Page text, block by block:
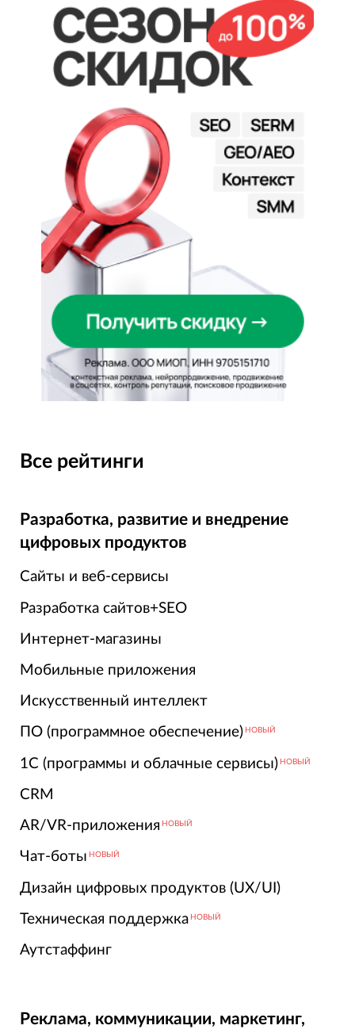
Все рейтинги
Разработка, развитие и внедрение
цифровых продуктов
Сайты и веб-сервисы
Разработка сайтов+SEO
Интернет-магазины
Мобильные приложения
Искусственный интеллект
ПО (программное обеспечение) НОВЫЙ
1С (программы и облачные сервисы) НОВЫЙ
CRM
AR/VR-приложения НОВЫЙ
Чат-боты НОВЫЙ
Дизайн цифровых продуктов (UX/UI)
Техническая поддержка НОВЫЙ
Аутстаффинг
Реклама, коммуникации, маркетинг,